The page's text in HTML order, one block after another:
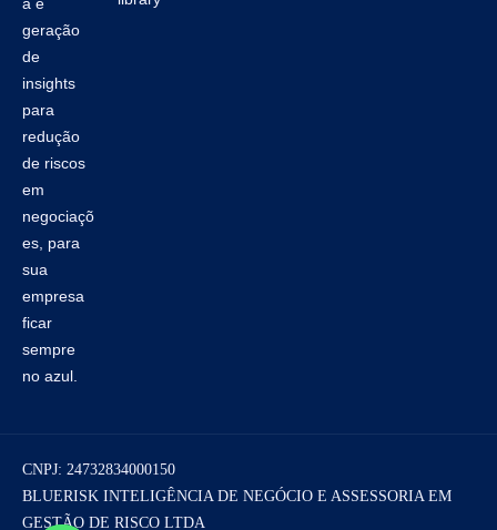
geração
de
insights
para
redução
de riscos
em
negociaçõ
es, para
sua
empresa
ficar
sempre
no azul.
CNPJ: 24732834000150
BLUERISK INTELIGÊNCIA DE NEGÓCIO E ASSESSORIA EM
GESTÃO DE RISCO LTDA